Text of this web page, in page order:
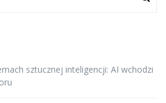
sztucznej inteligencji: AI wchodzi